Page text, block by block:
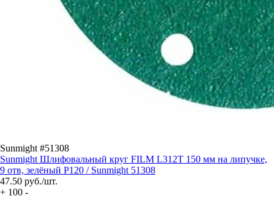
Sunmight #51308
Sunmight Шлифовальный круг FILM L312T 150 мм на липучке,
9 отв, зелёный P120 / Sunmight 51308
47.50 руб./шт.
+ 100 -